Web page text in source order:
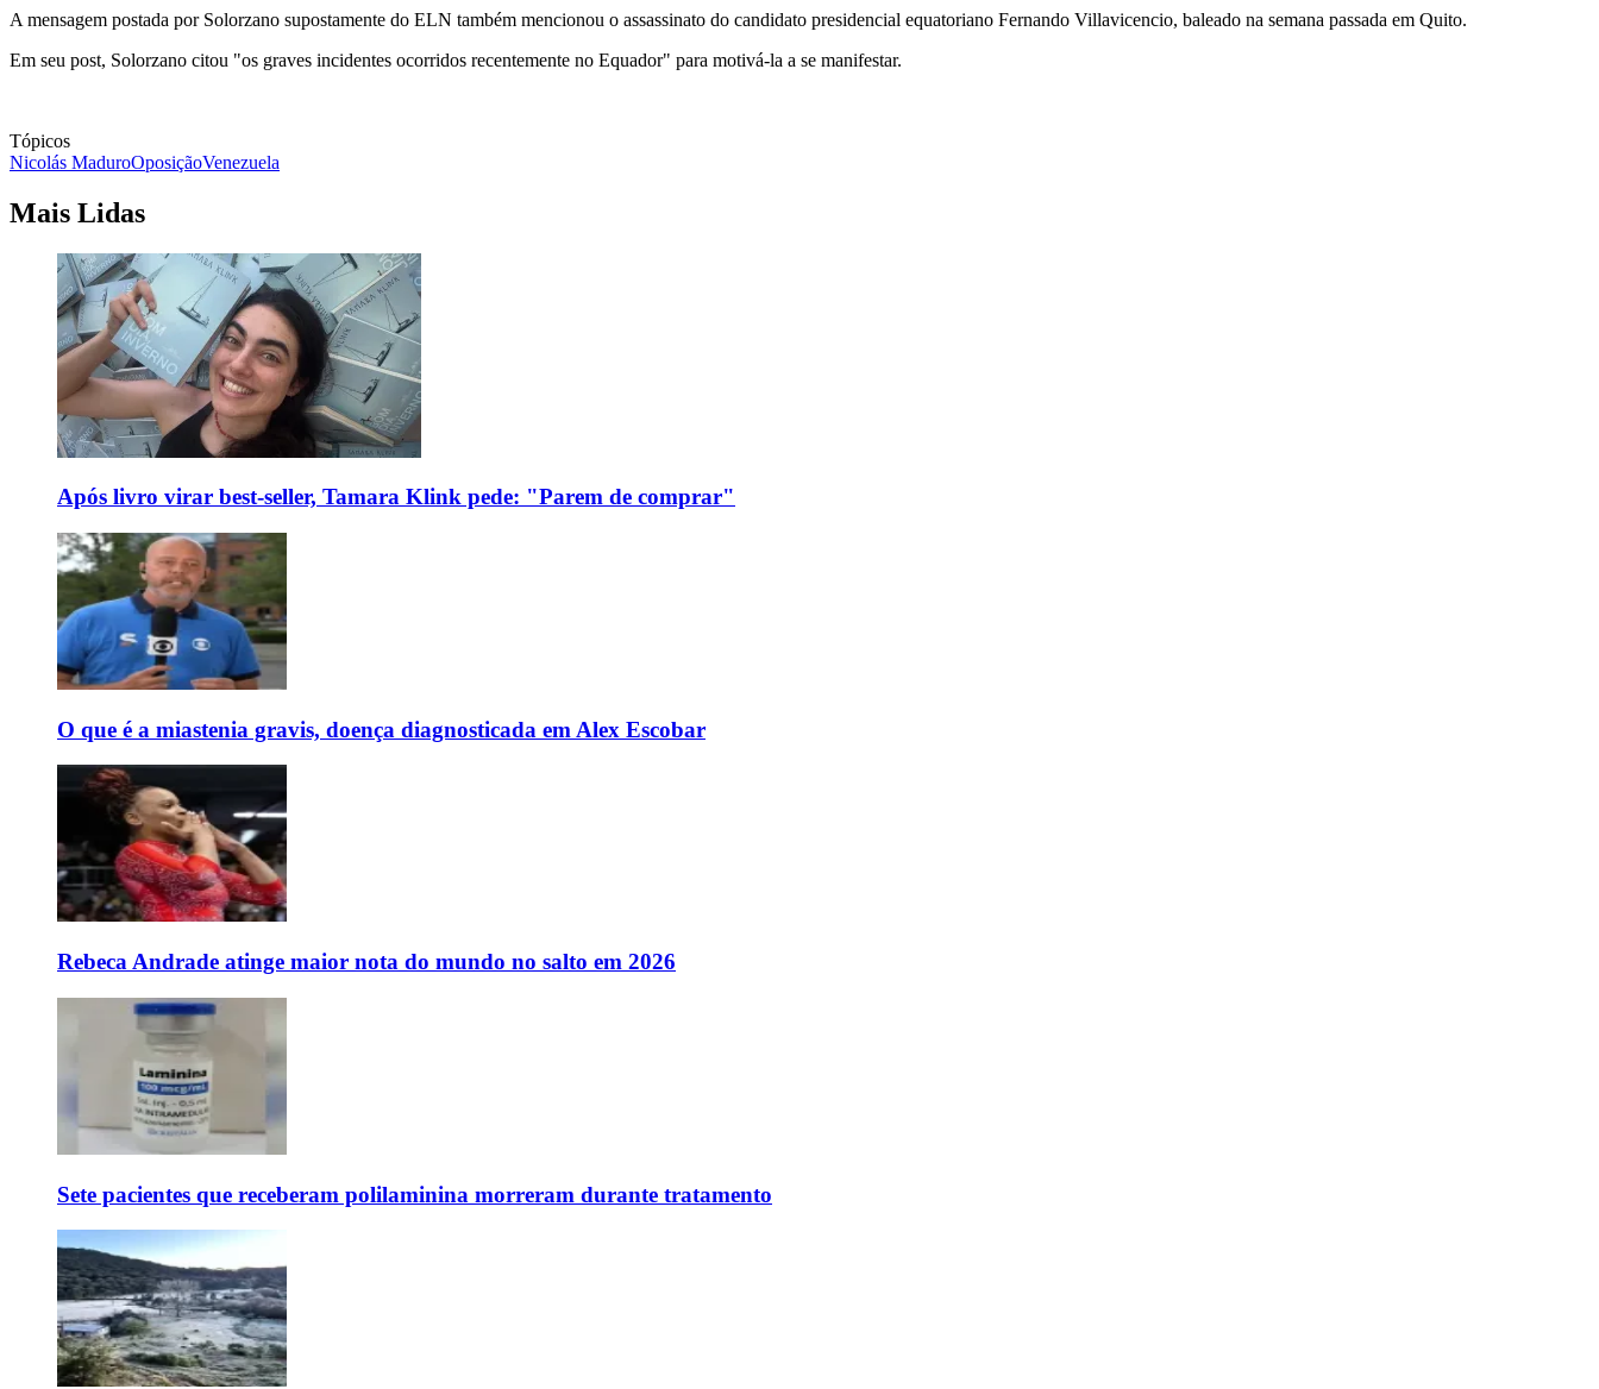
A mensagem postada por Solorzano supostamente do ELN também mencionou o assassinato do candidato presidencial equatoriano Fernando Villavicencio, baleado na semana passada em Quito.
Em seu post, Solorzano citou "os graves incidentes ocorridos recentemente no Equador" para motivá-la a se manifestar.
Tópicos
Nicolás MaduroOposiçãoVenezuela
Mais Lidas
Após livro virar best-seller, Tamara Klink pede: "Parem de comprar"
O que é a miastenia gravis, doença diagnosticada em Alex Escobar
Rebeca Andrade atinge maior nota do mundo no salto em 2026
Sete pacientes que receberam polilaminina morreram durante tratamento